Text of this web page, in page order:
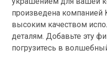
произведена компанией
высоким качеством
деталям. Добавьте эту
погрузитесь в